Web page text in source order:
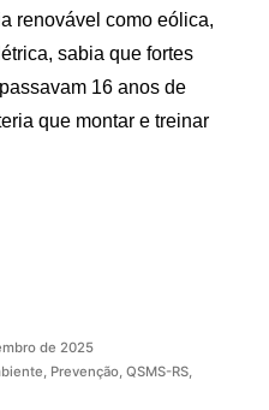
renovável como eólica,
sabia que fortes
16 anos de
que montar e treinar
de 2025
, Prevenção, QSMS-RS,